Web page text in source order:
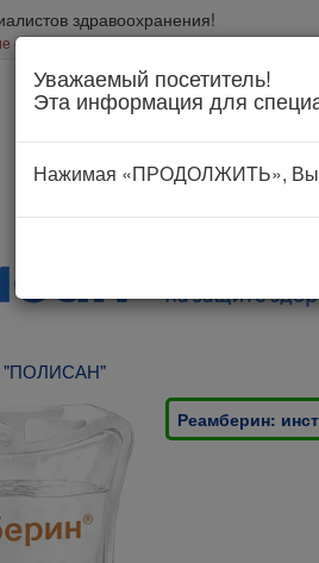
здравоохранения!
об использовании
Уважаемый посетитель!
Эта информация для
Нажимая «ПРОДОЛЖИТЬ», Вы
"ПОЛИСАН"
Реамберин: